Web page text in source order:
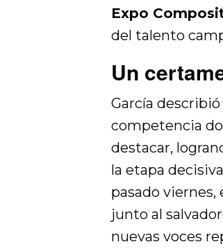
Expo
del talento
Un
García
competencia
destacar,
la etapa
pasado
junto al
nuevas voces